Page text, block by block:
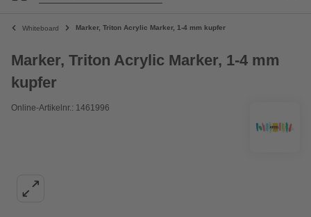
Whiteboard Marker, Triton Acrylic Marker, 1-4 mm kupfer
Marker, Triton Acrylic Marker, 1-4 mm
kupfer
Online-Artikelnr.: 1461996